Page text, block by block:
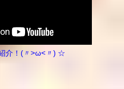
介！(〃>ω<〃) ☆